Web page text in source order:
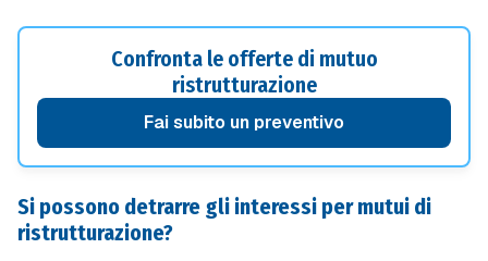
Confronta le offerte di mutuo
ristrutturazione
Fai subito un preventivo
Si possono detrarre gli interessi per mutui di
ristrutturazione?